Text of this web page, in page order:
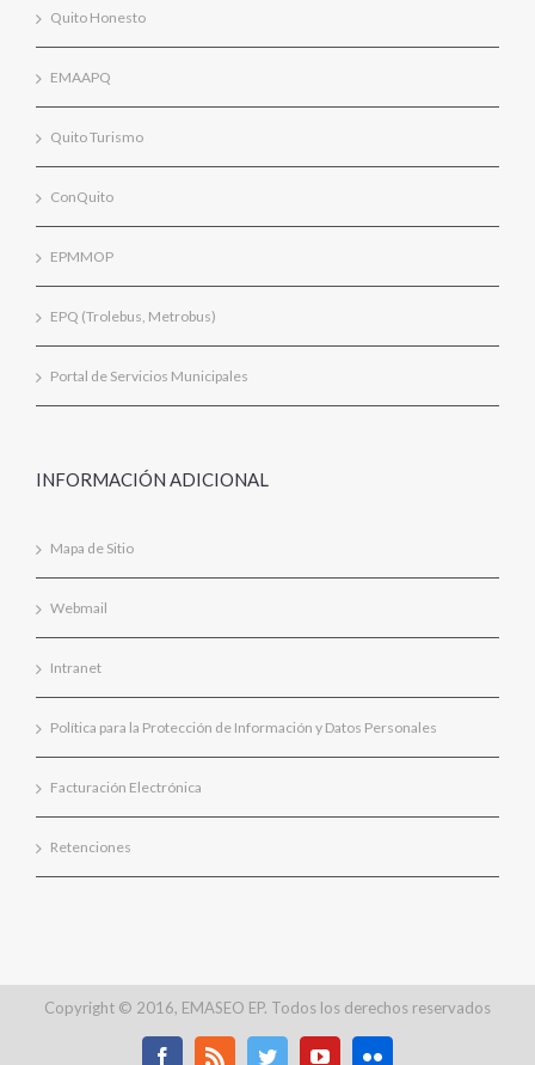
Quito Honesto
EMAAPQ
Quito Turismo
ConQuito
EPMMOP
EPQ (Trolebus, Metrobus)
Portal de Servicios Municipales
INFORMACIÓN ADICIONAL
Mapa de Sitio
Webmail
Intranet
Política para la Protección de Información y Datos Personales
Facturación Electrónica
Retenciones
Copyright © 2016, EMASEO EP. Todos los derechos reservados
Facebook
Rss TwitterYoutubeFlickr